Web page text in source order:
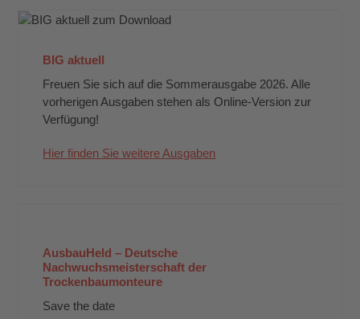
BIG aktuell
Freuen Sie sich auf die Sommerausgabe 2026. Alle
vorherigen Ausgaben stehen als Online-Version zur
Verfügung!
Hier finden Sie weitere Ausgaben
AusbauHeld – Deutsche
Nachwuchsmeisterschaft der
Trockenbaumonteure
Save the date